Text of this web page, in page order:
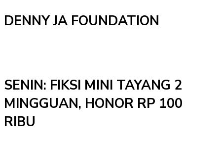
DENNY JA FOUNDATION
SENIN: FIKSI MINI TAYANG 2
MINGGUAN, HONOR RP 100
RIBU